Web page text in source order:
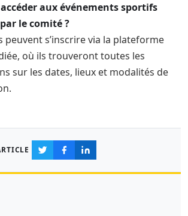
aux événements sportifs
le comité ?
peuvent s’inscrire via la plateforme
où ils trouveront toutes les
sur les dates, lieux et modalités de